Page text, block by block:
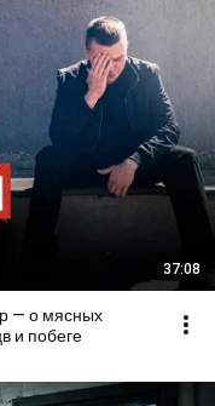
37:08
— о мясных
и побеге